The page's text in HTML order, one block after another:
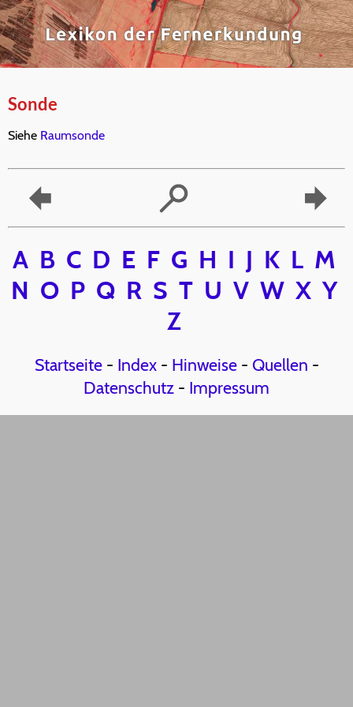
Sonde
Siehe Raumsonde
A B C D E F G H I J K L M
N O P Q R S T U V W X Y
Z
Startseite- Index- Hinweise- Quellen -
Datenschutz - Impressum